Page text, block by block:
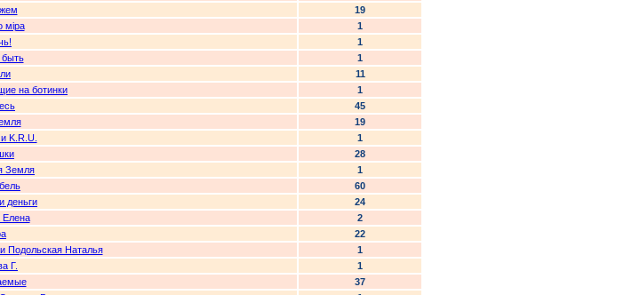
19
мipa
1
1
1
11
на ботинки
1
45
19
K.R.U.
1
28
Земля
1
60
деньги
24
Елена
2
22
Подольская Наталья
1
Г.
1
37